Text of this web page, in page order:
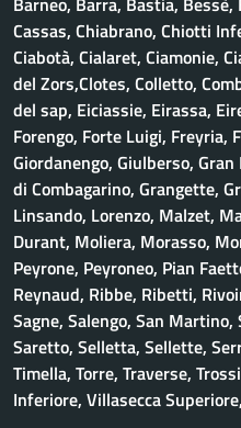
Cassas, Chiabrano, Chiotti
Ciabotà, Cialaret, Ciamonie,
del Zors,Clotes, Colletto,
del sap, Eiciassie, Eirassa,
Forengo, Forte Luigi, Freyria,
Giordanengo, Giulberso,
di Combagarino, Grangette,
Linsando, Lorenzo, Malzet,
Durant, Moliera, Morasso,
Peyrone, Peyroneo, Pian
Reynaud, Ribbe, Ribetti,
Sagne, Salengo, San
Saretto, Selletta, Sellette,
Timella, Torre, Traverse,
Inferiore, Villasecca